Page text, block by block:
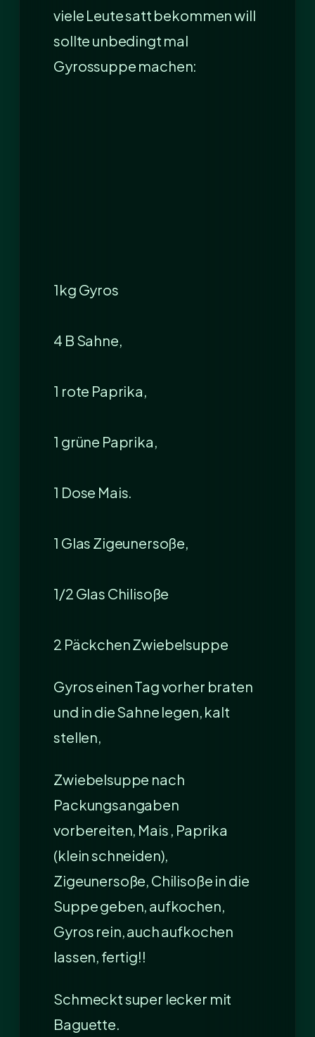
viele Leute satt bekommen will
sollte unbedingt mal
Gyrossuppe machen:
1kg Gyros
4 B Sahne,
1 rote Paprika,
1 grüne Paprika,
1 Dose Mais.
1 Glas Zigeunersoße,
1/2 Glas Chilisoße
2 Päckchen Zwiebelsuppe
Gyros einen Tag vorher braten
und in die Sahne legen, kalt
stellen,
Zwiebelsuppe nach
Packungsangaben
vorbereiten, Mais , Paprika
(klein schneiden),
Zigeunersoße, Chilisoße in die
Suppe geben, aufkochen,
Gyros rein, auch aufkochen
lassen, fertig!!
Schmeckt super lecker mit
Baguette.